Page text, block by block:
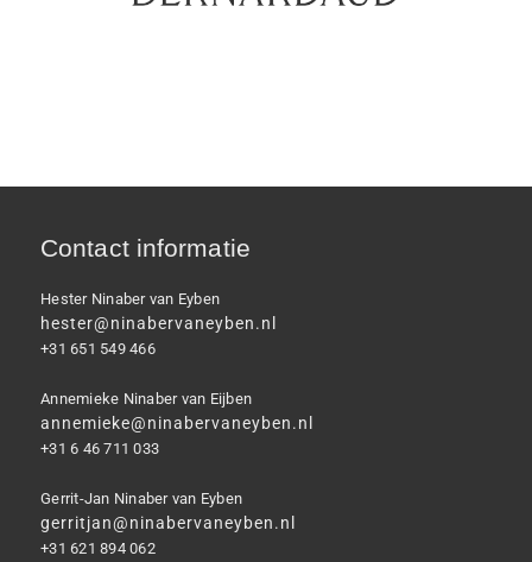
Contact informatie
Hester Ninaber van Eyben
hester@ninabervaneyben.nl
+31 651 549 466
Annemieke Ninaber van Eijben
annemieke@ninabervaneyben.nl
+31 6 46 711 033
Gerrit-Jan Ninaber van Eyben
gerritjan@ninabervaneyben.nl
+31 621 894 062